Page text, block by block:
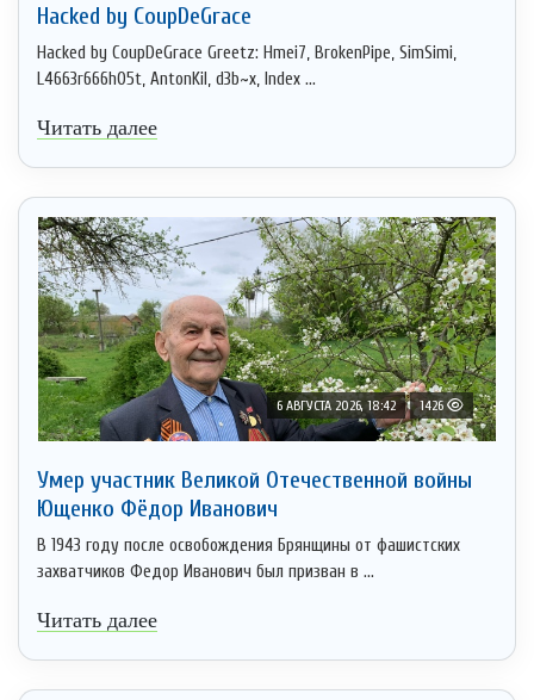
Hacked by CoupDeGrace
Hacked by CoupDeGrace Greetz: Hmei7, BrokenPipe, SimSimi,
L4663r666h05t, AntonKil, d3b~x, Index ...
Читать далее
6 АВГУСТА 2026, 18:42 1426
Умер участник Великой Отечественной войны
Ющенко Фёдор Иванович
В 1943 году после освобождения Брянщины от фашистских
захватчиков Федор Иванович был призван в ...
Читать далее